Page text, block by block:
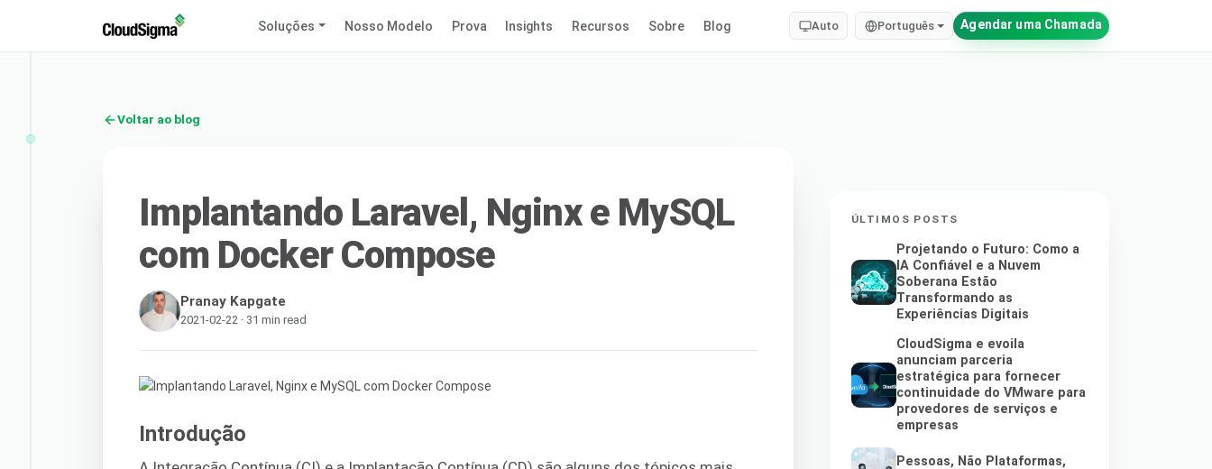
Soluções Nosso Modelo Prova Insights Recursos Sobre Blog Auto Português Agendar uma Chamada
Voltar ao blog
Implantando Laravel, Nginx e MySQL
com Docker Compose
Pranay Kapgate
2021-02-22 · 31 min read
Introdução
ÚLTIMOS POSTS
Projetando o Futuro: Como a
IA Confiável e a Nuvem
Soberana Estão
Transformando as
Experiências Digitais
CloudSigma e evoila
anunciam parceria
estratégica para fornecer
continuidade do VMware para
provedores de serviços e
empresas
Pessoas, Não Plataformas,